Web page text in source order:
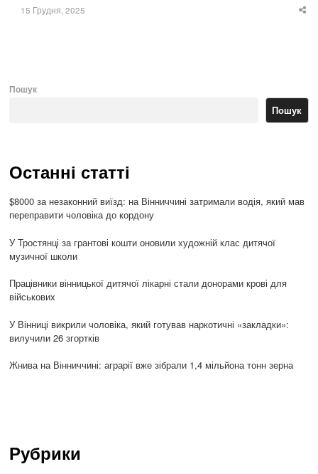
15 Грудня, 2025
Пошук
Пошук
Останні статті
$8000 за незаконний виїзд: на Вінниччині затримали водія, який мав
переправити чоловіка до кордону
У Тростянці за грантові кошти оновили художній клас дитячої
музичної школи
Працівники вінницької дитячої лікарні стали донорами крові для
військових
У Вінниці викрили чоловіка, який готував наркотичні «закладки»:
вилучили 26 згортків
Жнива на Вінниччині: аграрії вже зібрали 1,4 мільйона тонн зерна
Рубрики